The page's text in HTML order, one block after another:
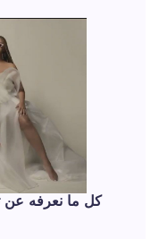
كل ما نعرفه عن